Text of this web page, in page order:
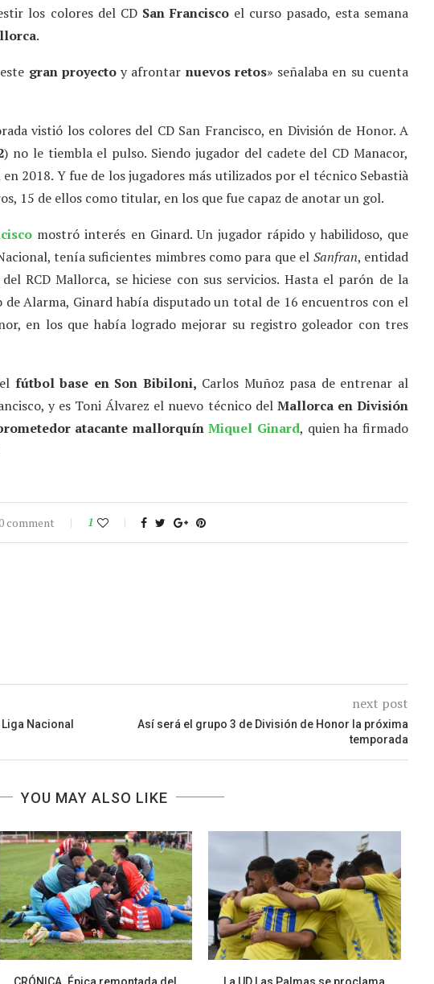
los colores del CDSan Franciscoel curso pasado, esta semana
.
gran proyecto y afrontar nuevos retos» señalaba en su cuenta
vistió los colores del CD San Francisco, en División de Honor. A
) no le tiembla el pulso. Siendo jugador del cadete del CD Manacor,
2018. Y fue de los jugadores más utilizados por el técnico Sebastià
15 de ellos como titular, en los que fue capaz de anotar un gol.
mostró interés en Ginard. Un jugador rápido y habilidoso, que
tenía suficientes mimbres como para que el Sanfran, entidad
RCD Mallorca, se hiciese con sus servicios. Hasta el parón de la
Alarma, Ginard había disputado un total de 16 encuentros con el
en los que había logrado mejorar su registro goleador con tres
fútbol base en Son Bibiloni, Carlos Muñoz pasa de entrenar al
y es Toni Álvarez el nuevo técnico del Mallorca en División
atacante mallorquínMiquel Ginard, quien ha firmado
comment 1
Nacional
next post
Así será el grupo 3 de División de Honor la próxima
temporada
YOU MAY ALSO LIKE